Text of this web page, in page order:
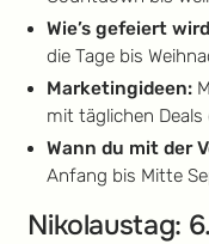
Wie’s gefeiert
die Tage bis
Marketingideen:
mit täglichen Deals
Wann du mit der
Anfang bis Mitte
Nikolaustag: